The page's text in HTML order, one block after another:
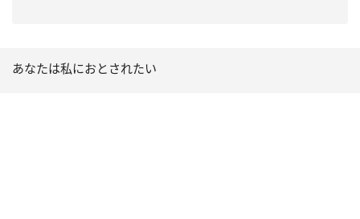
あなたは私におとされたい